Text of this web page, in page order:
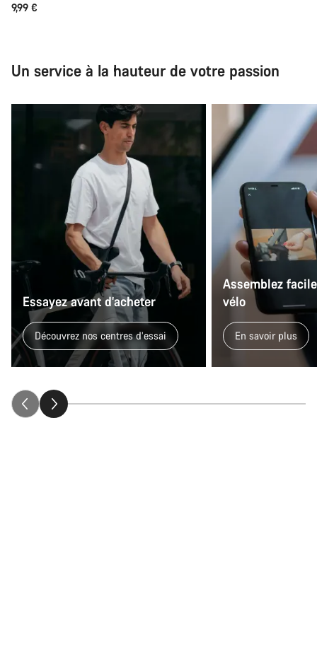
9,99 €
Un service à la hauteur de votre passion
Essayez avant d’acheter
Découvrez nos centres d’essai
Assemblez
vélo
En savoir plus